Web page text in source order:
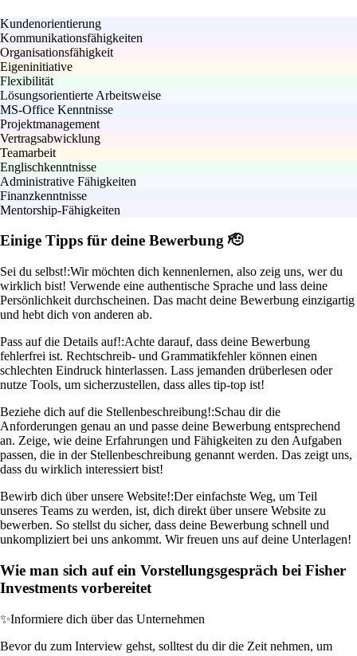
Kundenorientierung
Kommunikationsfähigkeiten
Organisationsfähigkeit
Eigeninitiative
Flexibilität
Lösungsorientierte Arbeitsweise
MS-Office Kenntnisse
Projektmanagement
Vertragsabwicklung
Teamarbeit
Englischkenntnisse
Administrative Fähigkeiten
Finanzkenntnisse
Mentorship-Fähigkeiten
Einige Tipps für deine Bewerbung 🫡
Sei du selbst!:Wir möchten dich kennenlernen, also zeig uns, wer du
wirklich bist! Verwende eine authentische Sprache und lass deine
Persönlichkeit durchscheinen. Das macht deine Bewerbung einzigartig
und hebt dich von anderen ab.
Pass auf die Details auf!:Achte darauf, dass deine Bewerbung
fehlerfrei ist. Rechtschreib- und Grammatikfehler können einen
schlechten Eindruck hinterlassen. Lass jemanden drüberlesen oder
nutze Tools, um sicherzustellen, dass alles tip-top ist!
Beziehe dich auf die Stellenbeschreibung!:Schau dir die
Anforderungen genau an und passe deine Bewerbung entsprechend
an. Zeige, wie deine Erfahrungen und Fähigkeiten zu den Aufgaben
passen, die in der Stellenbeschreibung genannt werden. Das zeigt uns,
dass du wirklich interessiert bist!
Bewirb dich über unsere Website!:Der einfachste Weg, um Teil
unseres Teams zu werden, ist, dich direkt über unsere Website zu
bewerben. So stellst du sicher, dass deine Bewerbung schnell und
unkompliziert bei uns ankommt. Wir freuen uns auf deine Unterlagen!
Wie man sich auf ein Vorstellungsgespräch bei Fisher
Investments vorbereitet
✨Informiere dich über das Unternehmen
Bevor du zum Interview gehst, solltest du dir die Zeit nehmen, um